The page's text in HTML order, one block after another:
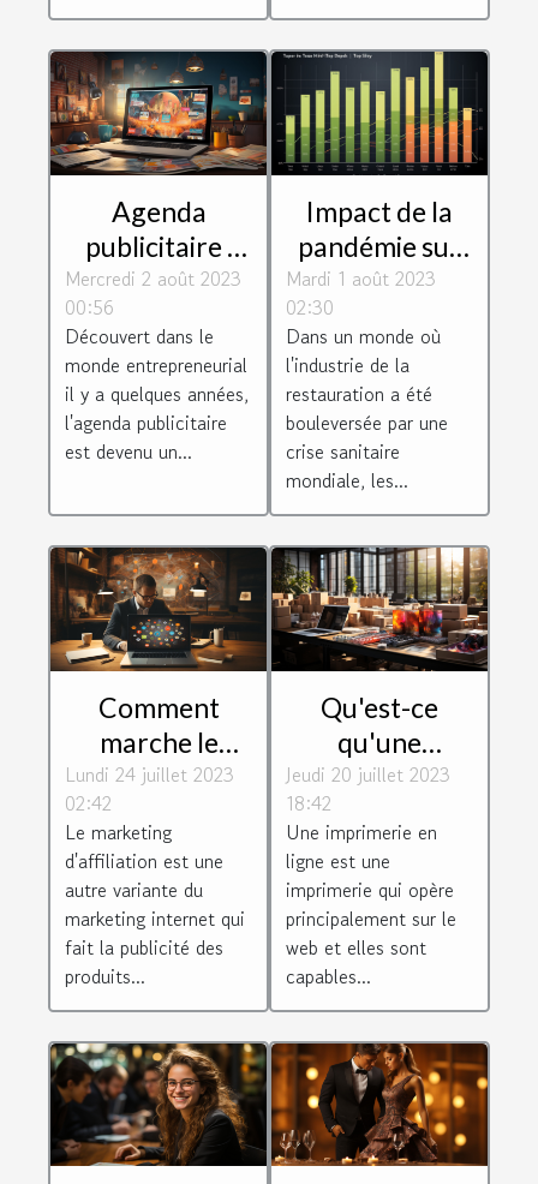
Agenda
publicitaire :
une véritable
opportunité
pour les
entreprises
Mercredi 2 août 2023
00:56
Découvert dans le
monde entrepreneurial
il y a quelques années,
l'agenda publicitaire
est devenu un...
Impact de la
pandémie sur
les revenus des
livreurs Uber
Eats
Mardi 1 août 2023
02:30
Dans un monde où
l'industrie de la
restauration a été
bouleversée par une
crise sanitaire
mondiale, les...
Comment
marche le
marketing
d'affiliation et
quels sont ses
atouts et ses
défauts ?
Lundi 24 juillet 2023
02:42
Le marketing
d'affiliation est une
autre variante du
marketing internet qui
fait la publicité des
produits...
Qu'est-ce
qu'une
imprimerie en
Jeudi 20 juillet 2023
18:42
Une imprimerie en
ligne est une
imprimerie qui opère
principalement sur le
web et elles sont
capables...